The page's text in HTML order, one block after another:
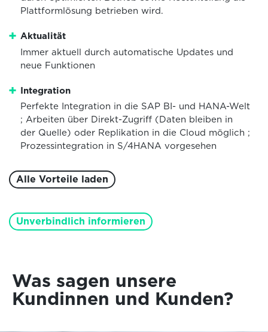
Plattformlösung betrieben wird.
Aktualität
Immer aktuell durch automatische Updates und
neue Funktionen
Integration
Perfekte Integration in die SAP BI- und HANA-Welt
; Arbeiten über Direkt-Zugriff (Daten bleiben in
der Quelle) oder Replikation in die Cloud möglich ;
Prozessintegration in S/4HANA vorgesehen
Alle Vorteile laden
Unverbindlich informieren
Was sagen unsere
Kundinnen und Kunden?